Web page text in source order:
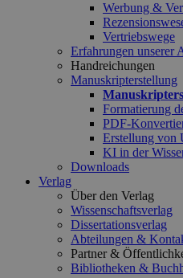
Werbung &
Vertriebswege
Erfahrungen unserer
Handreichungen
Manuskripterstellung
Formatierung
PDF-
Erstellung von
KI in der
Downloads
Verlag
Über den Verlag
Wissenschaftsverlag
Dissertationsverlag
Abteilungen &
Partner &
Bibliotheken &